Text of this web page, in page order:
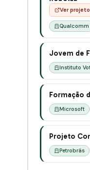
Ver projeto
Qualcomm
Jovem de
Instituto
Formação
Microsoft
Projeto
Petrobrás